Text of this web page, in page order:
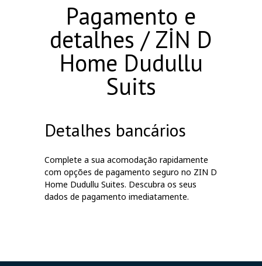
Pagamento e
detalhes / ZİN D
Home Dudullu
Suits
Detalhes bancários
Complete a sua acomodação rapidamente
com opções de pagamento seguro no ZIN D
Home Dudullu Suites. Descubra os seus
dados de pagamento imediatamente.